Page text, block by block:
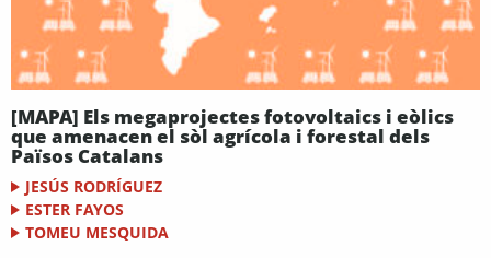
[MAPA] Els megaprojectes fotovoltaics i eòlics
que amenacen el sòl agrícola i forestal dels
Països Catalans
JESÚS RODRÍGUEZ
ESTER FAYOS
TOMEU MESQUIDA